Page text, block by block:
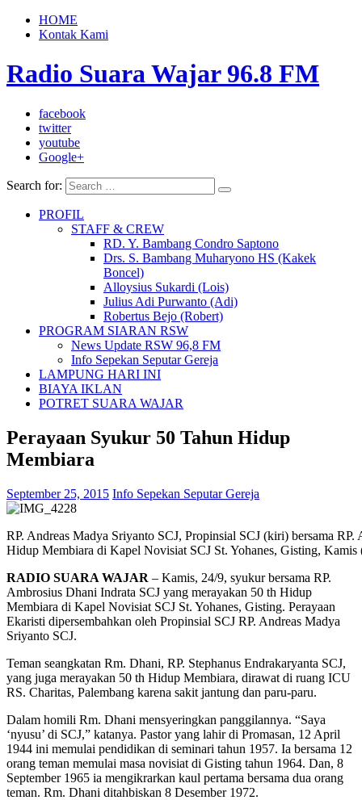
HOME
Kontak Kami
Radio Suara Wajar 96.8 FM
facebook
twitter
youtube
Google+
Search for:
PROFIL
STAFF & CREW
RD. Y. Bambang Condro Saptono
Drs. S. Bambang Muharyono HS (Kakek
Boncel)
Alloysius Sukardi (Lois)
Julius Adi Purwanto (Adi)
Robertus Bejo (Robert)
PROGRAM SIARAN RSW
News Update RSW 96,8 FM
Info Sepekan Seputar Gereja
LAMPUNG HARI INI
BIAYA IKLAN
POTRET SUARA WAJAR
Perayaan Syukur 50 Tahun Hidup
Membiara
September 25, 2015 Info Sepekan Seputar Gereja
RP. Andreas Madya Sriyanto SCJ, Propinsial SCJ (kiri) bersama
Hidup Membiara di Kapel Novisiat SCJ St. Yohanes, Gisting, Kamis
RADIO SUARA WAJAR – Kamis, 24/9, syukur bersama RP.
Ambrosius Dhani Indrata SCJ yang merayakan 50 th Hidup
Membiara di Kapel Novisiat SCJ St. Yohanes, Gisting. Perayaan
Ekaristi dipersembahkan oleh Propinsial SCJ RP. Andreas Madya
Sriyanto SCJ.
Teman seangkatan Rm. Dhani, RP. Stephanus Endrakaryanta SCJ,
yang juga merayakan 50 th Hidup Membiara, dirawat di ruang ICU
RS. Charitas, Palembang karena sakit jantung dan paru-paru.
Dalam homili Rm. Dhani mensyeringkan panggilannya. “Saya
‘nyusu’ di SCJ,” katanya. Pastor yang lahir di Promasan, 12 April
1944 ini memulai pendidikan di seminari tahun 1957. Ia bersama 12
orang teman memulai masa novisiat di Gisting tahun 1964. Dan, 8
September 1965 ia mengikrarkan kaul pertama bersama dua orang
teman. Rm. Dhani ditahbiskan 8 Desember 1972.